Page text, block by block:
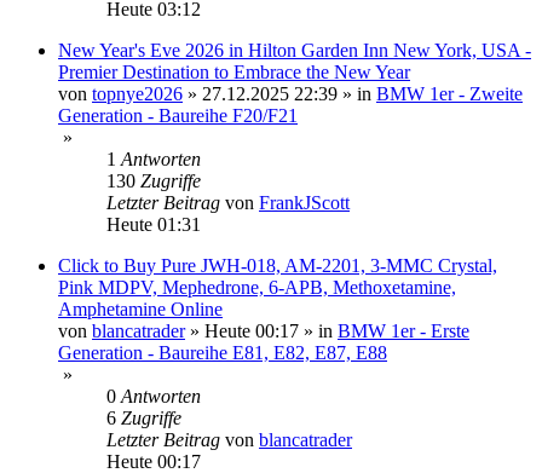
Heute 03:12
New Year's Eve 2026 in Hilton Garden Inn New York, USA -
Premier Destination to Embrace the New Year
von topnye2026 » 27.12.2025 22:39 » in BMW 1er - Zweite
Generation - Baureihe F20/F21
»
1 Antworten
130 Zugriffe
Letzter Beitrag von FrankJScott
Heute 01:31
Click to Buy Pure JWH-018, AM-2201, 3-MMC Crystal,
Pink MDPV, Mephedrone, 6-APB, Methoxetamine,
Amphetamine Online
von blancatrader» Heute 00:17 » in BMW 1er - Erste
Generation - Baureihe E81, E82, E87, E88
»
0 Antworten
6 Zugriffe
Letzter Beitrag von blancatrader
Heute 00:17